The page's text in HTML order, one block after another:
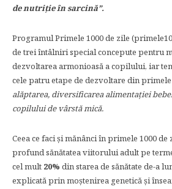
de nutriţie în sarcină”.
Programul Primele 1000 de zile
de trei întâlniri special concepute pentru
dezvoltarea armonioasă a copilului, iar
cele patru etape de dezvoltare din primele
alăptarea, diversificarea alimentației
copilului de vârstă mică.
Ceea ce faci și mănânci în primele 1000
profund sănătatea viitorului adult pe
cel mult 20% din starea de sănătate de-a
explicată prin moștenirea genetică și